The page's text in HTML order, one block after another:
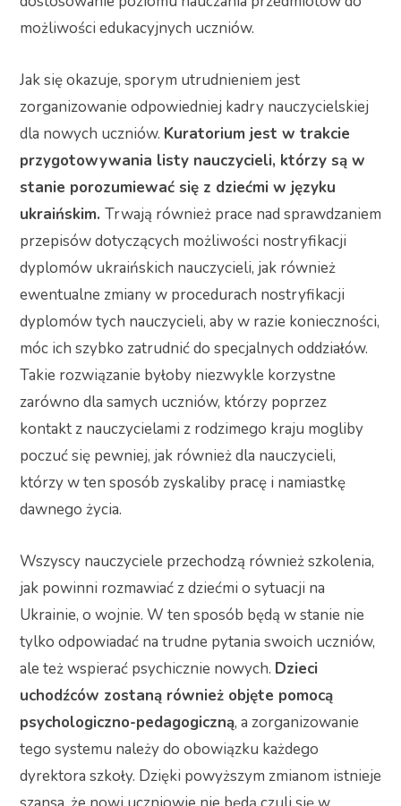
możliwości edukacyjnych uczniów.
Jak się okazuje, sporym utrudnieniem jest
zorganizowanie odpowiedniej kadry nauczycielskiej
dla nowych uczniów. Kuratorium jest w trakcie
przygotowywania listy nauczycieli, którzy są w
stanie porozumiewać się z dziećmi w języku
ukraińskim. Trwają również prace nad sprawdzaniem
przepisów dotyczących możliwości nostryfikacji
dyplomów ukraińskich nauczycieli, jak również
ewentualne zmiany w procedurach nostryfikacji
dyplomów tych nauczycieli, aby w razie konieczności,
móc ich szybko zatrudnić do specjalnych oddziałów.
Takie rozwiązanie byłoby niezwykle korzystne
zarówno dla samych uczniów, którzy poprzez
kontakt z nauczycielami z rodzimego kraju mogliby
poczuć się pewniej, jak również dla nauczycieli,
którzy w ten sposób zyskaliby pracę i namiastkę
dawnego życia.
Wszyscy nauczyciele przechodzą również szkolenia,
jak powinni rozmawiać z dziećmi o sytuacji na
Ukrainie, o wojnie. W ten sposób będą w stanie nie
tylko odpowiadać na trudne pytania swoich uczniów,
ale też wspierać psychicznie nowych. Dzieci
uchodźców zostaną również objęte pomocą
psychologiczno-pedagogiczną, a zorganizowanie
tego systemu należy do obowiązku każdego
dyrektora szkoły. Dzięki powyższym zmianom istnieje